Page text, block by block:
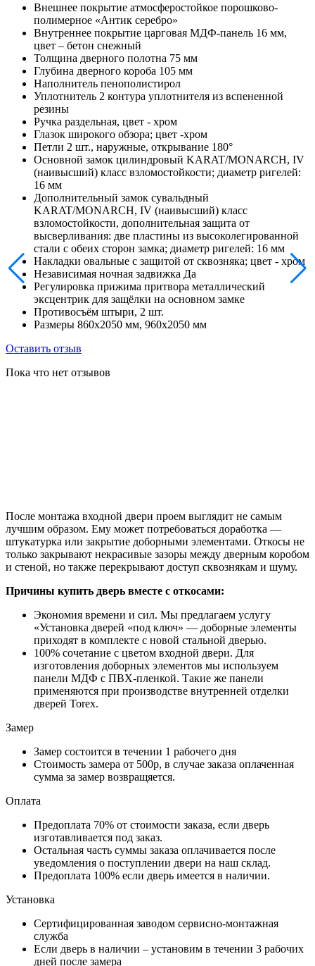
Внешнее покрытие атмосферостойкое порошково-
полимерное «Антик серебро»
Внутреннее покрытие царговая МДФ-панель 16 мм,
цвет – бетон снежный
Толщина дверного полотна 75 мм
Глубина дверного короба 105 мм
Наполнитель пенополистирол
Уплотнитель 2 контура уплотнителя из вспененной
резины
Ручка раздельная, цвет - хром
Глазок широкого обзора; цвет -хром
Петли 2 шт., наружные, открывание 180°
Основной замок цилиндровый KARAT/MONARCH, IV
(наивысший) класс взломостойкости; диаметр ригелей:
16 мм
Дополнительный замок сувальдный
KARAT/MONARCH, IV (наивысший) класс
взломостойкости, дополнительная защита от
высверливания: две пластины из высоколегированной
стали с обеих сторон замка; диаметр ригелей: 16 мм
Накладки овальные с защитой от сквозняка; цвет - хром
Независимая ночная задвижка Да
Регулировка прижима притвора металлический
эксцентрик для защёлки на основном замке
Противосъём штыри, 2 шт.
Размеры 860х2050 мм, 960х2050 мм
Оставить отзыв
Пока что нет отзывов
После монтажа входной двери проем выглядит не самым
лучшим образом. Ему может потребоваться доработка —
штукатурка или закрытие доборными элементами. Откосы не
только закрывают некрасивые зазоры между дверным коробом
и стеной, но также перекрывают доступ сквознякам и шуму.
Причины купить дверь вместе с откосами:
Экономия времени и сил. Мы предлагаем услугу
«Установка дверей «под ключ» — доборные элементы
приходят в комплекте с новой стальной дверью.
100% сочетание с цветом входной двери. Для
изготовления доборных элементов мы используем
панели МДФ с ПВХ-пленкой. Такие же панели
применяются при производстве внутренней отделки
дверей Torex.
Замер
Замер состоится в течении 1 рабочего дня
Стоимость замера от 500р, в случае заказа оплаченная
сумма за замер возвращяется.
Оплата
Предоплата 70% от стоимости заказа, если дверь
изготавливается под заказ.
Остальная часть суммы заказа оплачивается после
уведомления о поступлении двери на наш склад.
Предоплата 100% если дверь имеется в наличии.
Установка
Сертифицированная заводом сервисно-монтажная
служба
Если дверь в наличии – установим в течении 3 рабочих
дней после замера